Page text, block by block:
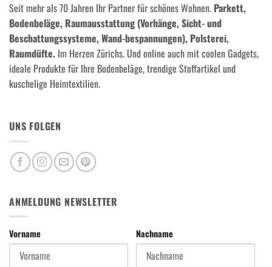
Seit mehr als 70 Jahren Ihr Partner für schönes Wohnen. Parkett,
Bodenbeläge, Raumausstattung (Vorhänge, Sicht- und
Beschattungssysteme, Wand-bespannungen), Polsterei,
Raumdüfte. Im Herzen Zürichs. Und online auch mit coolen Gadgets,
ideale Produkte für Ihre Bodenbeläge, trendige Stoffartikel und
kuschelige Heimtextilien.
UNS FOLGEN
ANMELDUNG NEWSLETTER
Vorname Nachname